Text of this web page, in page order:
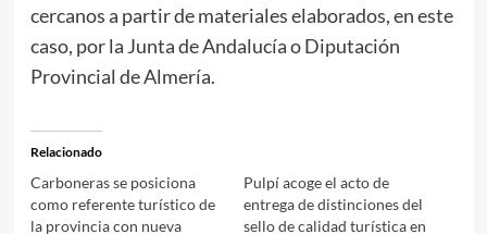
cercanos a partir de materiales elaborados, en este
caso, por la Junta de Andalucía o Diputación
Provincial de Almería.
Relacionado
Carboneras se posiciona
como referente turístico de
la provincia con nueva
Pulpí acoge el acto de
entrega de distinciones del
sello de calidad turística en